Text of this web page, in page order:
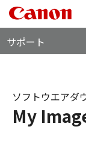
サポート
My
ソフトウエアダ